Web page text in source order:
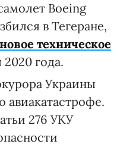
Boeing
в Тегеране,
техническое
2020 года.
Украины
авиакатастрофе.
276 УКУ